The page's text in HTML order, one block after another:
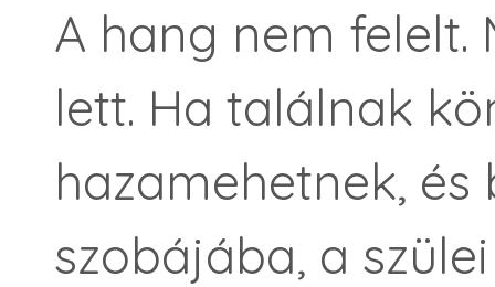
A hang nem felelt.
lett. Ha találnak
hazamehetnek,
szobájába, a